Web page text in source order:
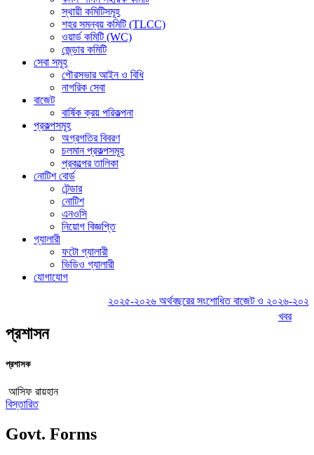
স্থায়ী কমিটিসমূহ
শহর সমন্বয় কমিটি (TLCC)
ওয়ার্ড কমিটি (WC)
জে্ন্ডার কমিটি
সেবা সমূহ
পৌরসভার আইন ও বিধি
নাগরিক সেবা
বাজেট
বার্ষিক ক্রয় পরিকল্পনা
প্রকল্পসমূহ
অগ্রগতির বিবরণ
চলমান প্রকল্পসমূহ
প্রকল্পের তালিকা
নোটিশ বোর্ড
টেন্ডার
নোটিশ
এনওসি
নিয়োগ বিজ্ঞপ্তি
গ্যালারী
ফটো গ্যালারী
ভিডিও গ্যালারী
যোগাযোগ
২০২৫-২০২৬ অর্থবছরের সংশোধিত বাজেট ও ২০২৬-২০২৭
খবর
প্রশাসন
প্রশাসক
আসিফ রায়হান
বিস্তারিত
Govt. Forms